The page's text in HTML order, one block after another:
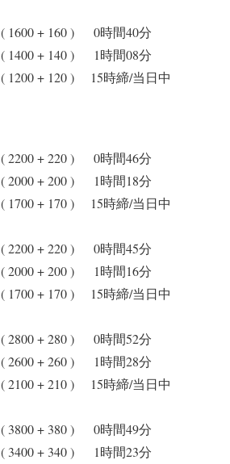
1600 + 160 ) 0時間40分
1400 + 140 ) 1時間08分
1200 + 120 ) 15時締/当日中
2200 + 220 ) 0時間46分
2000 + 200 ) 1時間18分
1700 + 170 ) 15時締/当日中
2200 + 220 ) 0時間45分
2000 + 200 ) 1時間16分
1700 + 170 ) 15時締/当日中
2800 + 280 ) 0時間52分
2600 + 260 ) 1時間28分
2100 + 210 ) 15時締/当日中
3800 + 380 ) 0時間49分
3400 + 340 ) 1時間23分